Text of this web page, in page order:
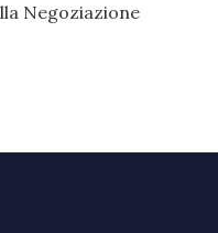
Negoziazione